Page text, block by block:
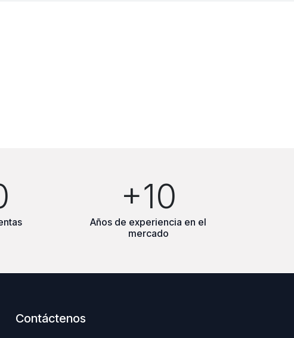
+10
Años de experiencia en el
mercado
Contáctenos